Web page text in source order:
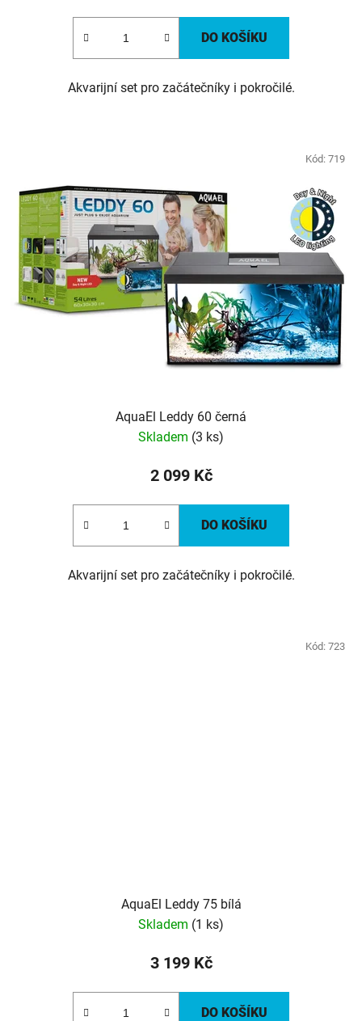
DO KOŠÍKU
Akvarijní set pro začátečníky i pokročilé.
AquaEl Leddy 60 černá
Skladem (3 ks)
2 099 Kč
DO KOŠÍKU
Akvarijní set pro začátečníky i pokročilé.
Kód: 719
AquaEl Leddy 75 bílá
Skladem (1 ks)
3 199 Kč
DO KOŠÍKU
Kód: 723